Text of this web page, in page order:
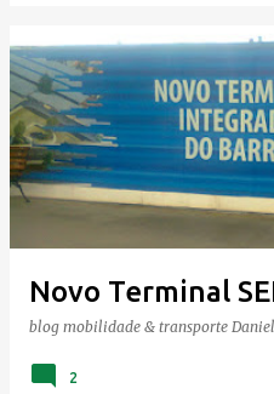
Novo Terminal
blog mobilidade & transporte
2